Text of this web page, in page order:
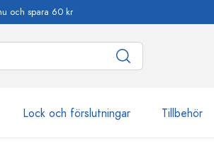
och spara 60 kr
Lock och förslutningar Tillbehör